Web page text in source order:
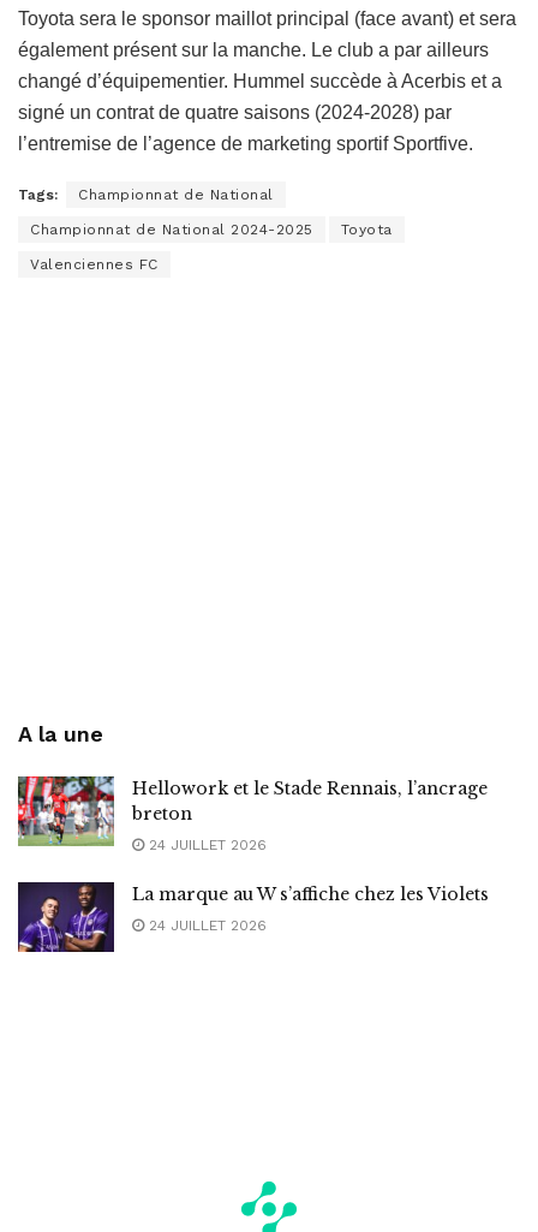
Toyota sera le sponsor maillot principal (face avant) et sera
également présent sur la manche. Le club a par ailleurs
changé d’équipementier. Hummel succède à Acerbis et a
signé un contrat de quatre saisons (2024-2028) par
l’entremise de l’agence de marketing sportif Sportfive.
Tags: Championnat de National
Championnat de National 2024-2025 Toyota
Valenciennes FC
A la une
Hellowork et le Stade Rennais, l’ancrage
breton
24 JUILLET 2026
La marque au W s’affiche chez les Violets
24 JUILLET 2026